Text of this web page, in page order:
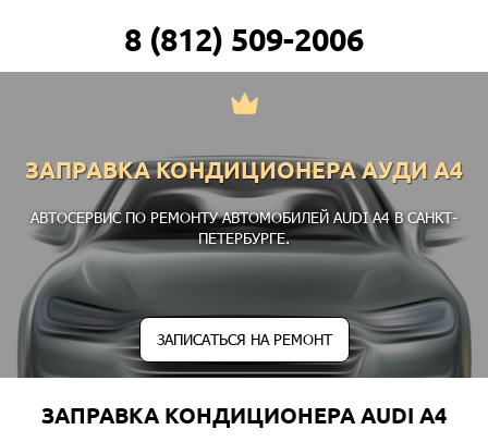
8 (812) 509-2006
ЗАПРАВКА КОНДИЦИОНЕРА АУДИ А4
АВТОСЕРВИС ПО РЕМОНТУ АВТОМОБИЛЕЙ AUDI A4 В САНКТ-
ПЕТЕРБУРГЕ.
ЗАПИСАТЬСЯ НА РЕМОНТ
ЗАПРАВКА КОНДИЦИОНЕРА AUDI A4